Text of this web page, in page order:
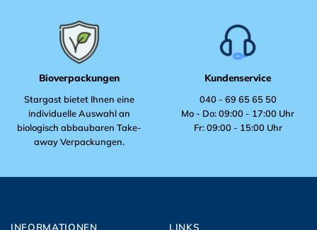
Bioverpackungen
Stargast bietet Ihnen eine
individuelle Auswahl an
biologisch abbaubaren Take-
away Verpackungen.
Kundenservice
040 - 69 65 65 50
Mo - Do: 09:00 - 17:00 Uhr
Fr: 09:00 - 15:00 Uhr
INFORMATIONEN LINKS